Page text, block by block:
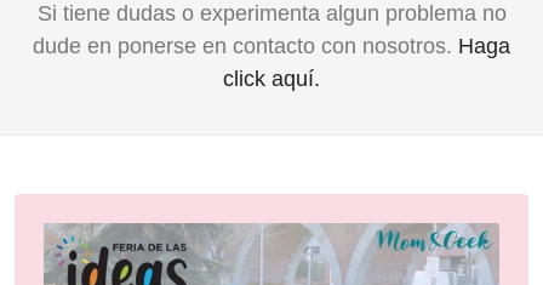
Si tiene dudas o experimenta algun problema no
dude en ponerse en contacto con nosotros. Haga
click aquí.